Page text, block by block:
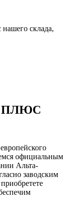
нашего склада,
ПЛЮС
официальным
Альта-
заводским